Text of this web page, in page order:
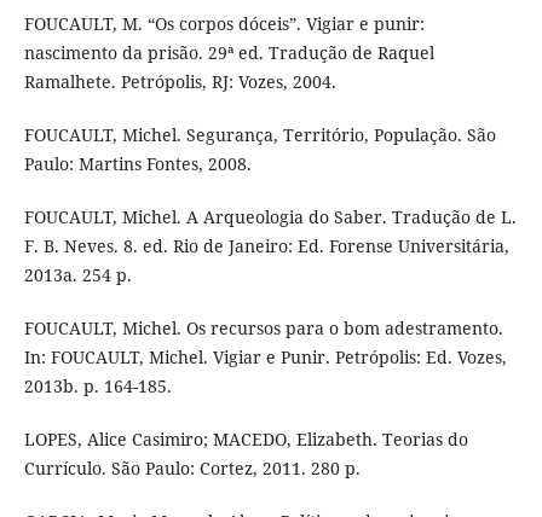
FOUCAULT, M. “Os corpos dóceis”. Vigiar e punir:
nascimento da prisão. 29ª ed. Tradução de Raquel
Ramalhete. Petrópolis, RJ: Vozes, 2004.
FOUCAULT, Michel. Segurança, Território, População. São
Paulo: Martins Fontes, 2008.
FOUCAULT, Michel. A Arqueologia do Saber. Tradução de L.
F. B. Neves. 8. ed. Rio de Janeiro: Ed. Forense Universitária,
2013a. 254 p.
FOUCAULT, Michel. Os recursos para o bom adestramento.
In: FOUCAULT, Michel. Vigiar e Punir. Petrópolis: Ed. Vozes,
2013b. p. 164-185.
LOPES, Alice Casimiro; MACEDO, Elizabeth. Teorias do
Currículo. São Paulo: Cortez, 2011. 280 p.